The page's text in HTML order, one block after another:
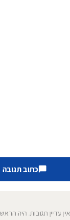
כתוב תגובה
אין עדיין תגובות. היה